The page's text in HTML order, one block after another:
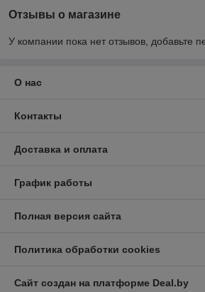
Отзывы о магазине
У компании пока нет отзывов, добавьте
О нас
Контакты
Доставка и оплата
График работы
Полная версия сайта
Политика обработки cookies
Сайт создан на платформе Deal.by